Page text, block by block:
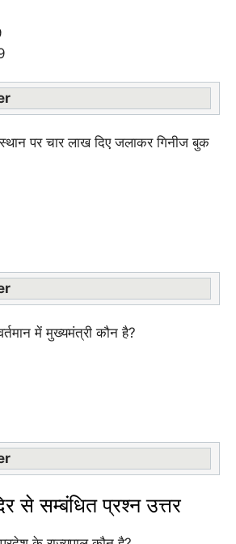
पर चार लाख दिए जलाकर गिनीज बुक
में मुख्यमंत्री कौन है?
से सम्बंधित प्रश्न उत्तर